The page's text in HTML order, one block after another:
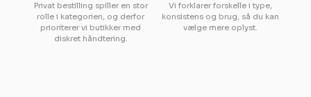
Privat bestilling spiller en stor
rolle i kategorien, og derfor
prioriterer vi butikker med
diskret håndtering.
Vi forklarer forskelle i type,
konsistens og brug, så du kan
vælge mere oplyst.